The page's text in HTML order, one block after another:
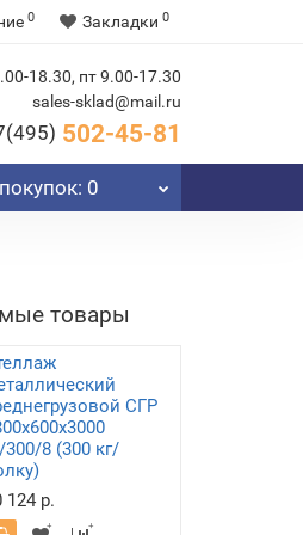
0 Закладки 0
18.30, пт 9.00-17.30
sales-sklad@mail.ru
502-45-81
: 0
товары
СГР
300/8 (300 кг/
124 р.